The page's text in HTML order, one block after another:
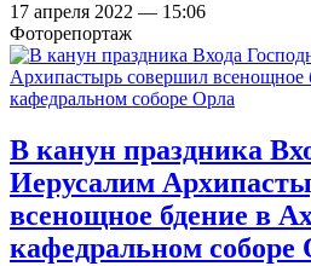
17 апреля 2022 — 15:06
Фоторепортаж
В канун праздника
Иерусалим
всенощное бдение в
кафедральном соборе